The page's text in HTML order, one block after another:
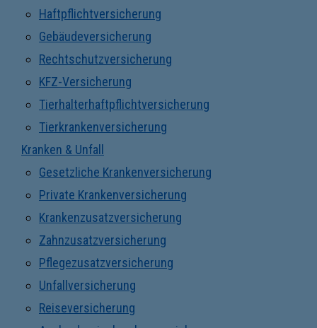
Haftpflichtversicherung
Gebäudeversicherung
Rechtschutzversicherung
KFZ-Versicherung
Tierhalterhaftpflichtversicherung
Tierkrankenversicherung
Kranken & Unfall
Gesetzliche Krankenversicherung
Private Krankenversicherung
Krankenzusatzversicherung
Zahnzusatzversicherung
Pflegezusatzversicherung
Unfallversicherung
Reiseversicherung